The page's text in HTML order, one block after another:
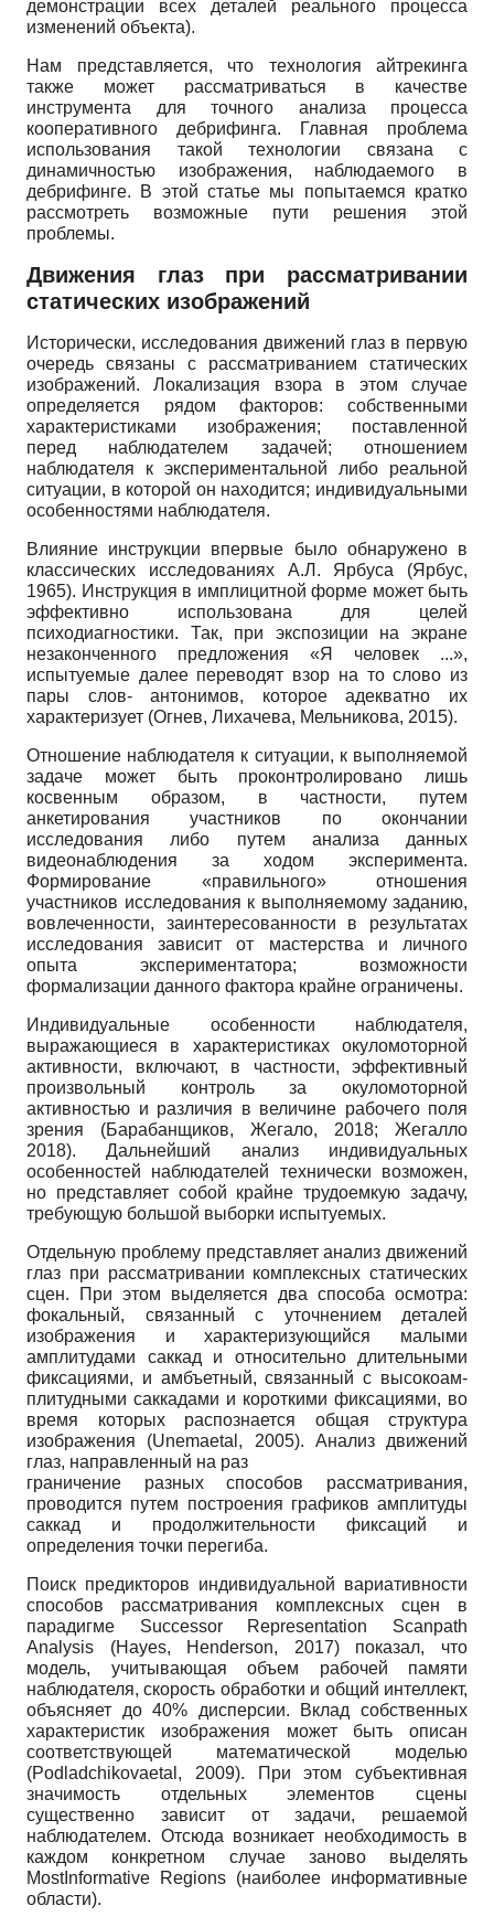
демонстрации всех деталей реального процесса
изменений объекта).
Нам представляется, что технология айтрекинга
также может рассматриваться в качестве
инструмента для точного анализа процесса
кооперативного дебрифинга. Главная проблема
использования такой технологии связана с
динамичностью изображения, наблюдаемого в
дебрифинге. В этой статье мы попытаемся кратко
рассмотреть возможные пути решения этой
проблемы.
Движения глаз при рассматривании
статических изображений
Исторически, исследования движений глаз в первую
очередь связаны с рассматриванием статических
изображений. Локализация взора в этом случае
определяется рядом факторов: собственными
характеристиками изображения; поставленной
перед наблюдателем задачей; отношением
наблюдателя к экспериментальной либо реальной
ситуации, в которой он находится; индивидуальными
особенностями наблюдателя.
Влияние инструкции впервые было обнаружено в
классических исследованиях А.Л. Ярбуса (Ярбус,
1965). Инструкция в имплицитной форме может быть
эффективно использована для целей
психодиагностики. Так, при экспозиции на экране
незаконченного предложения «Я человек ...»,
испытуемые далее переводят взор на то слово из
пары слов- антонимов, которое адекватно их
характеризует (Огнев, Лихачева, Мельникова, 2015).
Отношение наблюдателя к ситуации, к выполняемой
задаче может быть проконтролировано лишь
косвенным образом, в частности, путем
анкетирования участников по окончании
исследования либо путем анализа данных
видеонаблюдения за ходом эксперимента.
Формирование «правильного» отношения
участников исследования к выполняемому заданию,
вовлеченности, заинтересованности в результатах
исследования зависит от мастерства и личного
опыта экспериментатора; возможности
формализации данного фактора крайне ограничены.
Индивидуальные особенности наблюдателя,
выражающиеся в характеристиках оку­ломоторной
активности, включают, в частности, эффективный
произвольный контроль за окуломоторной
активностью и различия в величине рабочего поля
зрения (Барабанщиков, Жегало, 2018; Жегалло
2018). Дальнейший анализ индивидуальных
особенностей наблюдателей технически возможен,
но представляет собой крайне трудоемкую задачу,
требующую большой выборки испытуемых.
Отдельную проблему представляет анализ движений
глаз при рассматривании комплексных статических
сцен. При этом выделяется два способа осмотра:
фокальный, связанный с уточнением деталей
изображения и характеризующийся малыми
амплитудами саккад и относительно длительными
фиксациями, и амбъетный, связанный с высокоам­
плитудными саккадами и короткими фиксациями, во
время которых распознается общая структура
изображения (Unemaetal, 2005). Анализ движений
глаз, направленный на раз­
граничение разных способов рассматривания,
проводится путем построения графиков амплитуды
саккад и продолжительности фиксаций и
определения точки перегиба.
Поиск предикторов индивидуальной вариативности
способов рассматривания комплексных сцен в
парадигме Successor Representation Scanpath
Analysis (Hayes, Henderson, 2017) показал, что
модель, учитывающая объем рабочей памяти
наблюдателя, скорость обработки и общий интеллект,
объясняет до 40% дисперсии. Вклад собственных
характеристик изображения может быть описан
соответствующей математической моделью
(Podladchikovaetal, 2009). При этом субъективная
значимость отдельных элементов сцены
существенно зависит от задачи, решаемой
наблюдателем. Отсюда возникает необходимость в
каждом конкретном случае заново выделять
MostInformative Regions (наиболее информативные
области).